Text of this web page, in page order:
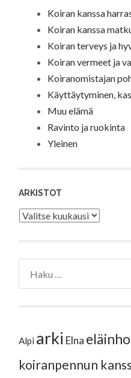
Koiran kanssa
Koiran kanssa
Koiran terveys ja
Koiran vermeet ja
Koiranomistajan
Käyttäytyminen,
Muu elämä
Ravinto ja ruokinta
Yleinen
ARKISTOT
Arkistot
Alpi arki Elna
koiranpennun